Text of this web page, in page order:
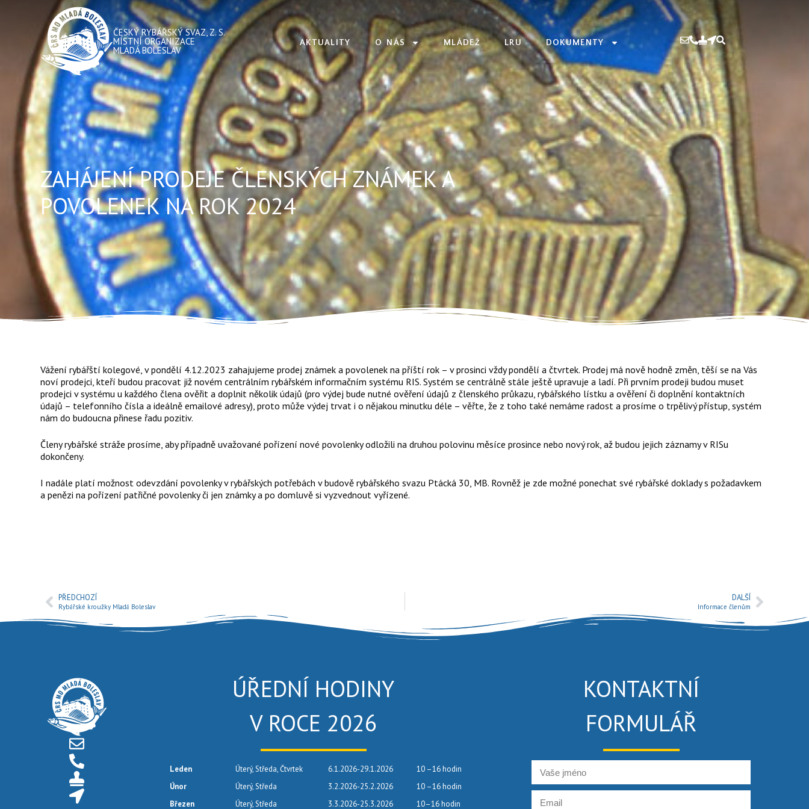
ČESKÝ RYBÁŘSKÝ SVAZ, Z. S.
MÍSTNÍ ORGANIZACE
MLADÁ BOLESLAV
AKTUALITY O NÁS MLÁDEŽ LRU DOKUMENTY
ZAHÁJENÍ PRODEJE ČLENSKÝCH ZNÁMEK A
POVOLENEK NA ROK 2024
Vážení rybářští kolegové, v pondělí 4.12.2023 zahajujeme prodej známek a povolenek na příští rok – v prosinci vždy pondělí a čtvrtek. Prodej má nově hodně změn, těší se na Vás
noví prodejci, kteří budou pracovat již novém centrálním rybářském informačním systému RIS. Systém se centrálně stále ještě upravuje a ladí. Při prvním prodeji budou muset
prodejci v systému u každého člena ověřit a doplnit několik údajů (pro výdej bude nutné ověření údajů z členského průkazu, rybářského lístku a ověření či doplnění kontaktních
údajů – telefonního čísla a ideálně emailové adresy), proto může výdej trvat i o nějakou minutku déle – věřte, že z toho také nemáme radost a prosíme o trpělivý přístup, systém
nám do budoucna přinese řadu pozitiv.
Členy rybářské stráže prosíme, aby případně uvažované pořízení nové povolenky odložili na druhou polovinu měsíce prosince nebo nový rok, až budou jejich záznamy v RISu
dokončeny.
I nadále platí možnost odevzdání povolenky v rybářských potřebách v budově rybářského svazu Ptácká 30, MB. Rovněž je zde možné ponechat své rybářské doklady s požadavkem
a penězi na pořízení patřičné povolenky či jen známky a po domluvě si vyzvednout vyřízené.
PŘEDCHOZÍ
Rybářské kroužky Mladá Boleslav
DALŠÍ
Informace členům
ÚŘEDNÍ HODINY
V ROCE 2026
Leden Úterý, Středa, Čtvrtek 6.1.2026-29.1.2026
10 –16 hodin
Únor
Úterý, Středa 3.2.2026-25.2.2026
10 –16 hodin
Březen
Úterý, Středa 3.3.2026-25.3.2026 10–16 hodin
KONTAKTNÍ
FORMULÁŘ